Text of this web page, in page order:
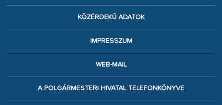
KÖZÉRDEKŰ ADATOK
IMPRESSZUM
WEB-MAIL
A POLGÁRMESTERI HIVATAL TELEFONKÖNYVE